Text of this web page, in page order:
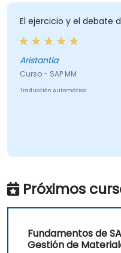
El ejercicio y el debate
Aristantia
Curso - SAP MM
Traducción Automática
Próximos
Fundamentos de
Gestión de